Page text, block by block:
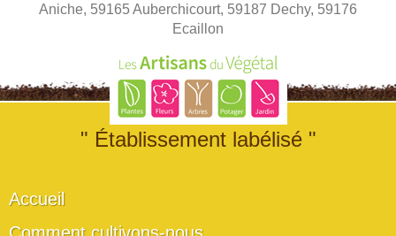
Aniche, 59165 Auberchicourt, 59187 Dechy, 59176
Ecaillon
" Établissement labélisé "
Accueil